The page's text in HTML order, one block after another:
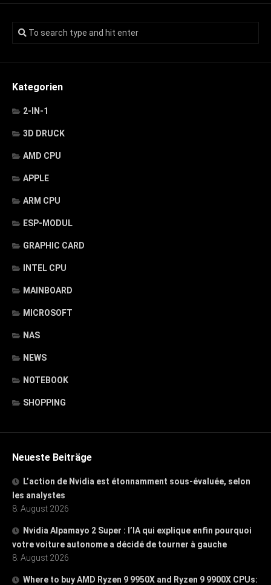
Kategorien
2-IN-1
3D DRUCK
AMD CPU
APPLE
ARM CPU
ESP-MODUL
GRAPHIC CARD
INTEL CPU
MAINBOARD
MICROSOFT
NAS
NEWS
NOTEBOOK
SHOPPING
Neueste Beiträge
L’action de Nvidia est étonnamment sous-évaluée, selon
les analystes
8. August 2026
Nvidia Alpamayo 2 Super : l’IA qui explique enfin pourquoi
votre voiture autonome a décidé de tourner à gauche
8. August 2026
Where to buy AMD Ryzen 9 9950X and Ryzen 9 9900X CPUs: